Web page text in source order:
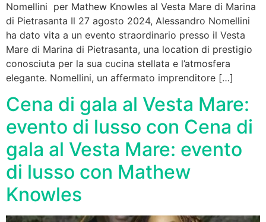
Nomellini per Mathew Knowles al Vesta Mare di Marina
di Pietrasanta Il 27 agosto 2024, Alessandro Nomellini
ha dato vita a un evento straordinario presso il Vesta
Mare di Marina di Pietrasanta, una location di prestigio
conosciuta per la sua cucina stellata e l’atmosfera
elegante. Nomellini, un affermato imprenditore […]
Cena di gala al Vesta Mare:
evento di lusso con Cena di
gala al Vesta Mare: evento
di lusso con Mathew
Knowles